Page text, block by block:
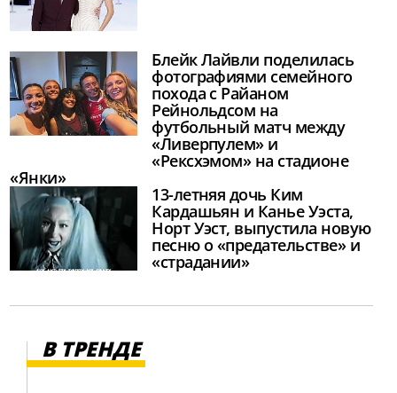
Блейк Лайвли поделилась
фотографиями семейного
похода с Райаном
Рейнольдсом на
футбольный матч между
«Ливерпулем» и
«Рексхэмом» на стадионе
«Янки»
13-летняя дочь Ким
Кардашьян и Канье Уэста,
Норт Уэст, выпустила новую
песню о «предательстве» и
«страдании»
В ТРЕНДЕ